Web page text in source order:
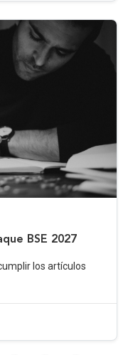
BSE 2027
los artículos